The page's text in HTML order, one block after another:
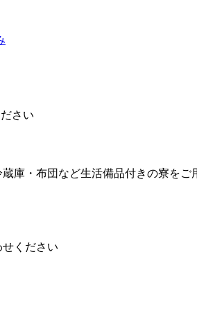
さい
庫・布団など生活備品付きの寮をご
ください